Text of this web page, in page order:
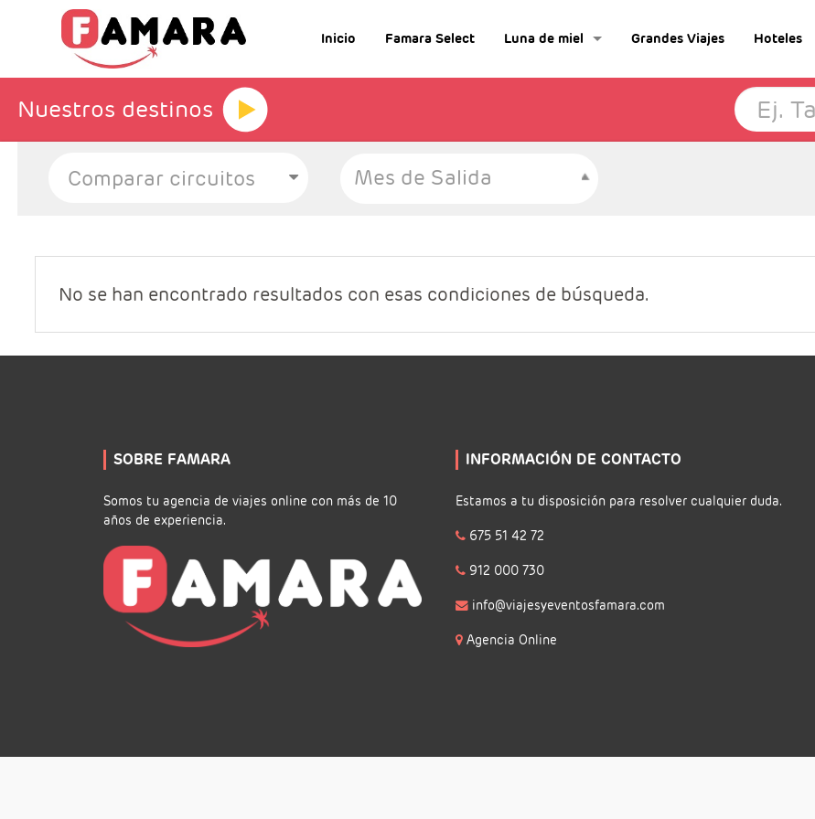
Inicio Famara Select Luna de miel Grandes Viajes Hoteles
Nuestros destinos
Mes de Salida
No se han encontrado resultados con esas condiciones de búsqueda.
SOBRE FAMARA
Somos tu agencia de viajes online con más de 10
años de experiencia.
INFORMACIÓN DE CONTACTO
Estamos a tu disposición para resolver cualquier duda.
675 51 42 72
912 000 730
info@viajesyeventosfamara.com
Agencia Online